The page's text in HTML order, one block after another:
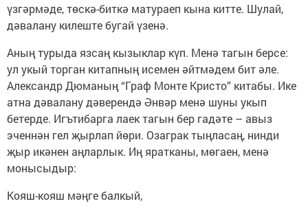
үзгәрмәде, төскә-биткә матураеп кына китте. Шулай,
дәвалану килеште бугай үзенә.
Аның турыда язсаң кызыклар күп. Менә тагын берсе:
ул укый торган китапның исемен әйтмәдем бит әле.
Александр Дюманың “Граф Монте Кристо” китабы. Ике
атна дәвалану дәверендә Әнвәр менә шуны укып
бетерде. Игътибарга лаек тагын бер гадәте – авыз
эченнән гел җырлап йөри. Озаграк тыңласаң, нинди
җыр икәнен аңларлык. Иң яратканы, мөгаен, менә
монысыдыр:
Кояш-кояш мәңге балкый,